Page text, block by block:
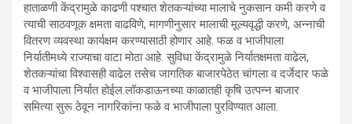
हाताळणी केंद्रामुळे काढणी पश्चात शेतकऱ्यांच्या मालाचे नुकसान कमी करणे व
त्याची साठवणूक क्षमता वाढविणे, मागणीनुसार मालाची मूल्यवृद्धी करणे, अन्नाची
वितरण व्यवस्था कार्यक्षम करण्यासाठी होणार आहे. फळ व भाजीपाला
निर्यातीमध्ये राज्याचा वाटा मोठा आहे. सुविधा केंद्रामुळे निर्यातक्षमता वाढेल,
शेतकऱ्यांचा विश्वासही वाढेल तसेच जागतिक बाजारपेठेत चांगला व दर्जेदार फळे
व भाजीपाला निर्यात होईल.लॉकडाऊनच्या काळातही कृषि उत्पन्न बाजार
समित्या सुरू ठेवून नागरिकांना फळे व भाजीपाला पुरविण्यात आला.